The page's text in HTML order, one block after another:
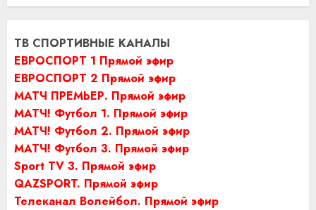
ТВ СПОРТИВНЫЕ КАНАЛЫ
ЕВРОСПОРТ 1 Прямой эфир
ЕВРОСПОРТ 2 Прямой эфир
МАТЧ ПРЕМЬЕР. Прямой эфир
МАТЧ! Футбол 1. Прямой эфир
МАТЧ! Футбол 2. Прямой эфир
МАТЧ! Футбол 3. Прямой эфир
Sport TV 3. Прямой эфир
QAZSPORT. Прямой эфир
Телеканал Волейбол. Прямой эфир